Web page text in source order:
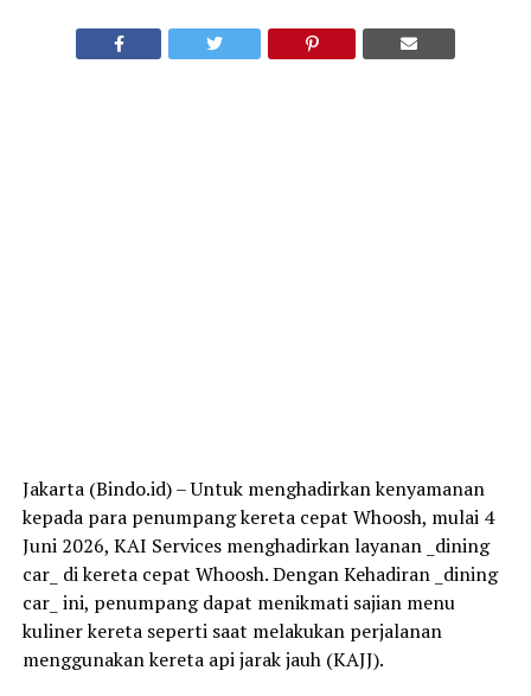
Jakarta (Bindo.id) – Untuk menghadirkan kenyamanan
kepada para penumpang kereta cepat Whoosh, mulai 4
Juni 2026, KAI Services menghadirkan layanan _dining
car_ di kereta cepat Whoosh. Dengan Kehadiran _dining
car_ ini, penumpang dapat menikmati sajian menu
kuliner kereta seperti saat melakukan perjalanan
menggunakan kereta api jarak jauh (KAJJ).